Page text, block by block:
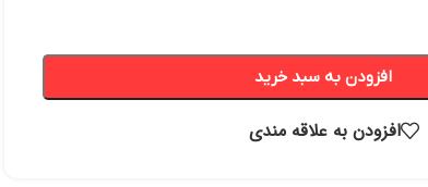
افزودن به سبد خرید
افزودن به علاقه مندی